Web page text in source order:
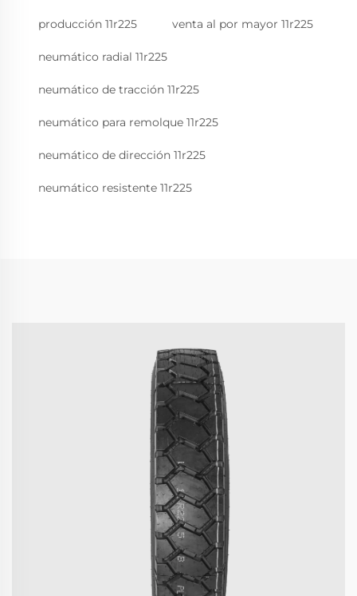
producción 11r225 venta al por mayor 11r225
neumático radial 11r225
neumático de tracción 11r225
neumático para remolque 11r225
neumático de dirección 11r225
neumático resistente 11r225